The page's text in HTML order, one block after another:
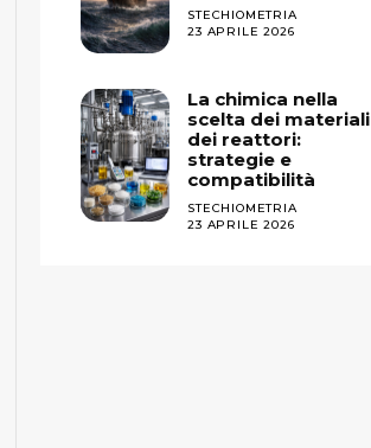
STECHIOMETRIA
23 APRILE 2026
La chimica nella
scelta dei materiali
dei reattori:
strategie e
compatibilità
STECHIOMETRIA
23 APRILE 2026